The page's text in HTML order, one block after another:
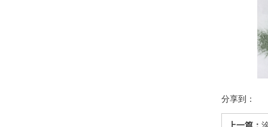
分享到：